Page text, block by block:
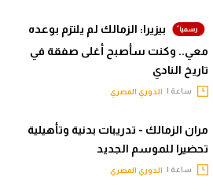
بيزيرا: الزمالك لم يلتزم بوعده
معي.. وكنت سأصبح أغلى صفقة في
تاريخ النادي
ساعة | الدوري المصري
مران الزمالك - تدريبات بدنية وتأهيلية
تحضيرا للموسم الجديد
ساعة | الدوري المصري